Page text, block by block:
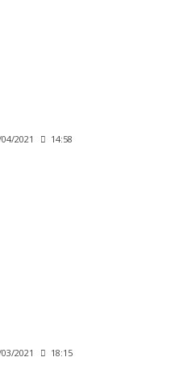
2021 14:58
2021 18:15